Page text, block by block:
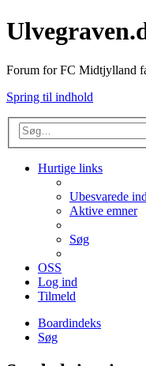
Forum for FC Midtjylland
Spring til indhold
Hurtige links
Ubesvarede
Aktive emner
Søg
OSS
Log ind
Tilmeld
Boardindeks
Søg